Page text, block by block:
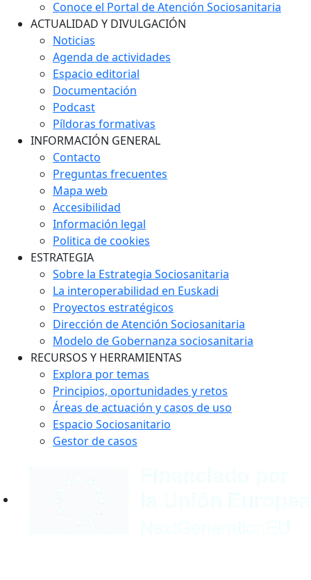
Conoce el Portal de Atención Sociosanitaria
ACTUALIDAD Y DIVULGACIÓN
Noticias
Agenda de actividades
Espacio editorial
Documentación
Podcast
Píldoras formativas
INFORMACIÓN GENERAL
Contacto
Preguntas frecuentes
Mapa web
Accesibilidad
Información legal
Politica de cookies
ESTRATEGIA
Sobre la Estrategia Sociosanitaria
La interoperabilidad en Euskadi
Proyectos estratégicos
Dirección de Atención Sociosanitaria
Modelo de Gobernanza sociosanitaria
RECURSOS Y HERRAMIENTAS
Explora por temas
Principios, oportunidades y retos
Áreas de actuación y casos de uso
Espacio Sociosanitario
Gestor de casos